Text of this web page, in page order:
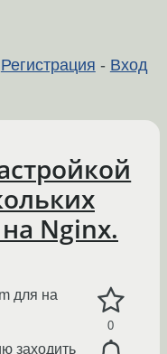
Регистрация - Вход
Nginx.
0
для на
заходить